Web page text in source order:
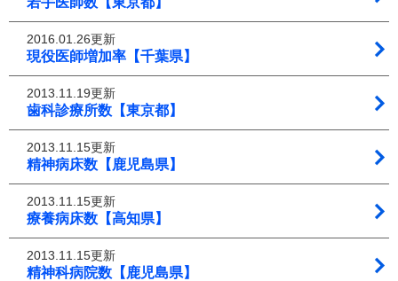
2016.01.26更新
現役医師増加率【千葉県】
2013.11.19更新
歯科診療所数【東京都】
2013.11.15更新
精神病床数【鹿児島県】
2013.11.15更新
療養病床数【高知県】
2013.11.15更新
精神科病院数【鹿児島県】